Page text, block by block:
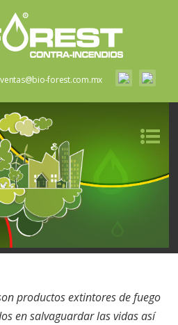
ventas@bio-forest.com.mx
productos extintores de fuego
en salvaguardar las vidas así